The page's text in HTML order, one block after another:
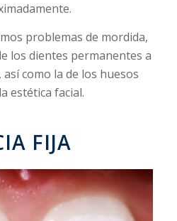
problemas de mordida,
los dientes permanentes a
como la de los huesos
estética facial.
FIJA